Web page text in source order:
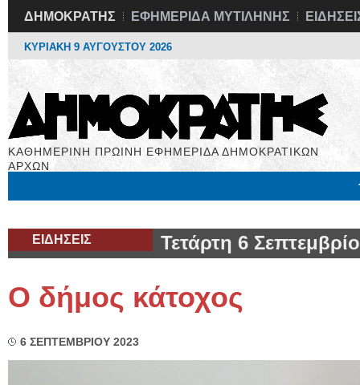
ΔΗΜΟΚΡΑΤΗΣ ΕΦΗΜΕΡΙΔΑ ΜΥΤΙΛΗΝΗΣ
ΚΥΡΙΑΚΗ 9 ΑΥΓΟΥΣΤΟΥ 2026
ΚΑΘΗΜΕΡΙΝΗ ΠΡΩΙΝΗ ΕΦΗΜΕΡΙΔΑ ΔΗΜΟΚΡΑΤΙΚΩΝ
ΑΡΧΩΝ
ΕΙΔΗΣΕΙΣ Τετάρτη 6
Ο δήμος κάτοχος
6 ΣΕΠΤΕΜΒΡΙΟΥ 2023